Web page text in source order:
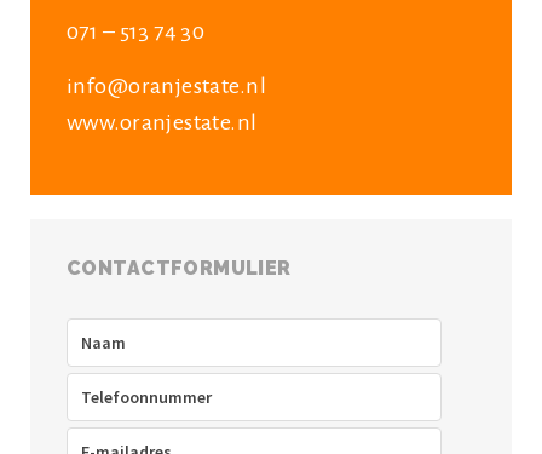
071 – 513 74 30
info@oranjestate.nl
www.oranjestate.nl
CONTACTFORMULIER
Telefoon